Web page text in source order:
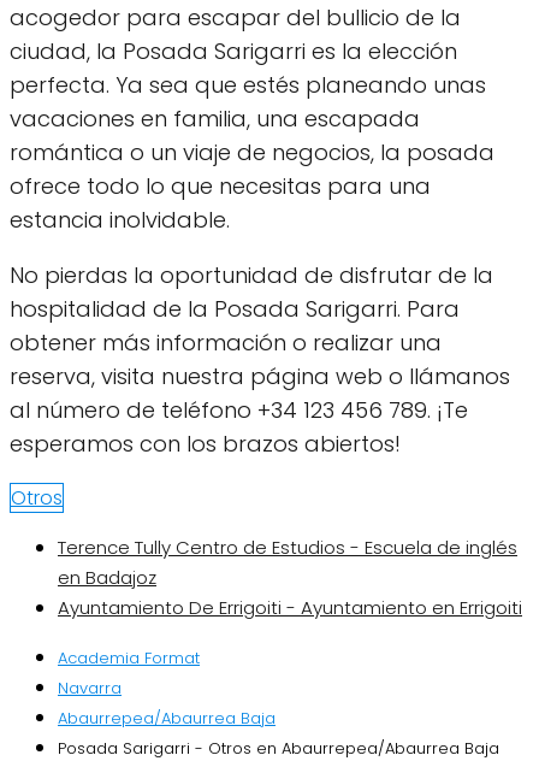
acogedor para escapar del bullicio de la
ciudad, la Posada Sarigarri es la elección
perfecta. Ya sea que estés planeando unas
vacaciones en familia, una escapada
romántica o un viaje de negocios, la posada
ofrece todo lo que necesitas para una
estancia inolvidable.
No pierdas la oportunidad de disfrutar de la
hospitalidad de la Posada Sarigarri. Para
obtener más información o realizar una
reserva, visita nuestra página web o llámanos
al número de teléfono +34 123 456 789. ¡Te
esperamos con los brazos abiertos!
Otros
Terence Tully Centro de Estudios - Escuela de inglés
en Badajoz
Ayuntamiento De Errigoiti - Ayuntamiento en Errigoiti
Academia Format
Navarra
Abaurrepea/Abaurrea Baja
Posada Sarigarri - Otros en Abaurrepea/Abaurrea Baja